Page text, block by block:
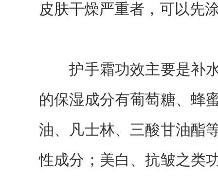
皮肤干燥严重者，可以先
护手霜功效主要是补水
的保湿成分有葡萄糖、蜂
油、凡士林、三酸甘油酯
性成分；美白、抗皱之类